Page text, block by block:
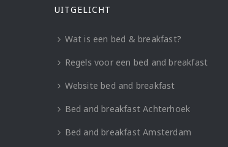
UITGELICHT
Wat is een bed & breakfast?
Regels voor een bed and breakfast
Website bed and breakfast
Bed and breakfast Achterhoek
Bed and breakfast Amsterdam